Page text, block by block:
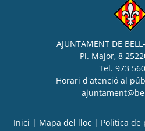
AJUNTAMENT DE
Pl. Major, 8
Tel. 973
Horari d'atenció al
Inici | Mapa del lloc | Politica de